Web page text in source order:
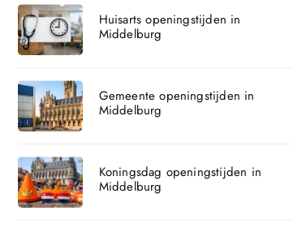
Huisarts openingstijden in
Middelburg
Gemeente openingstijden in
Middelburg
Koningsdag openingstijden in
Middelburg